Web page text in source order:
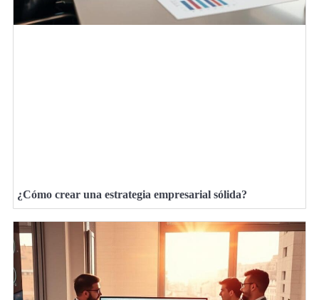
¿Cómo crear una estrategia empresarial sólida?